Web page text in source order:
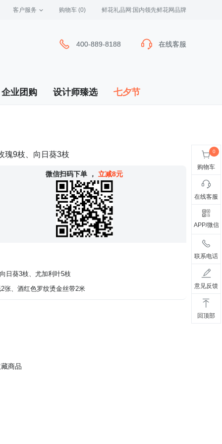
客户服务 购物车 (0) 鲜花礼品网:国内领先鲜花网品牌
400-889-8188 在线客服
400-889-8188 在线客服
企业团购 设计师臻选 七夕节
瑰9枝、向日葵3枝
微信扫码下单 ， 立减8元
日葵3枝、尤加利叶5枝
张、酒红色罗纹烫金丝带2米
商品
购物车
在线客服
APP/微信
联系电话
意见反馈
回顶部